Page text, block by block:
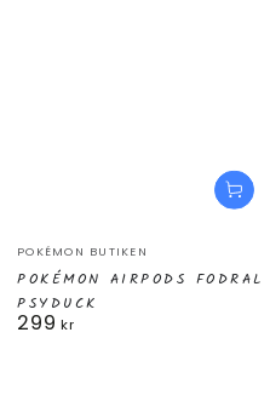
Säljare:
POKÉMON BUTIKEN
POKÉMON AIRPODS FODRAL
PSYDUCK
Ordinarie
299 kr